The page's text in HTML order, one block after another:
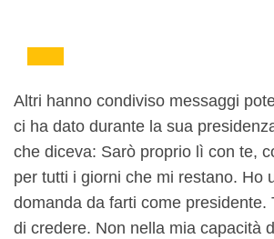
Altri hanno condiviso messaggi
ci ha dato durante la sua
che diceva: Sarò proprio lì con te,
per tutti i giorni che mi restano. Ho
domanda da farti come presidente.
di credere. Non nella mia capacità